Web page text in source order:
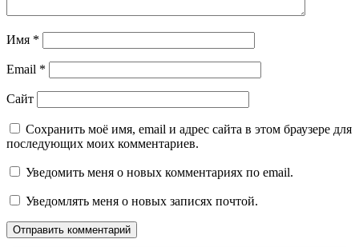
Имя *
Email *
Сайт
Сохранить моё имя, email и адрес сайта в этом браузере для
последующих моих комментариев.
Уведомить меня о новых комментариях по email.
Уведомлять меня о новых записях почтой.